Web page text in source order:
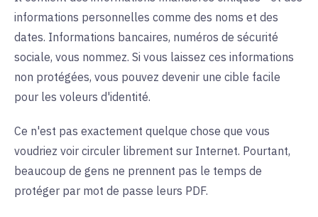
informations personnelles comme des noms et des
dates. Informations bancaires, numéros de sécurité
sociale, vous nommez. Si vous laissez ces informations
non protégées, vous pouvez devenir une cible facile
pour les voleurs d'identité.
Ce n'est pas exactement quelque chose que vous
voudriez voir circuler librement sur Internet. Pourtant,
beaucoup de gens ne prennent pas le temps de
protéger par mot de passe leurs PDF.